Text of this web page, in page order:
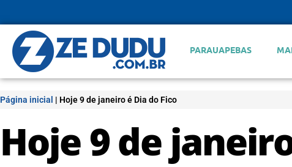
PARAUAPEBAS
Página inicial | Hoje 9 de janeiro é Dia do Fico
Hoje 9 de